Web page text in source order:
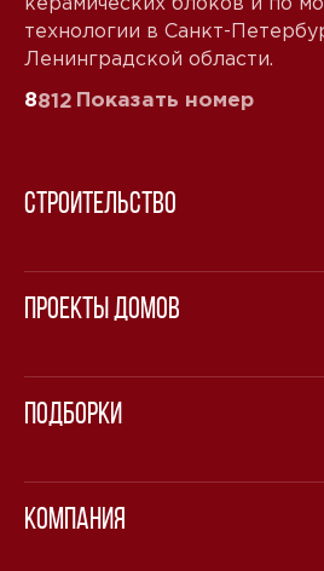
технологии в Санкт-
Ленинградской области.
8812 Показать номер
Строительство
Проекты домов
Подборки
Компания